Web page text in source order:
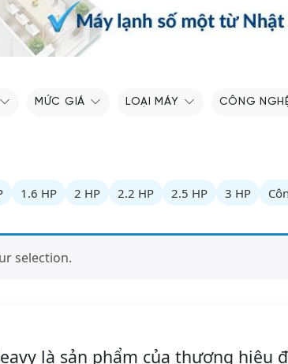
MỨC GIÁ LOẠI MÁY CÔNG
1.6 HP 2 HP 2.2 HP 2.5 HP 3 HP
selection.
là sản phẩm của thương hiệu